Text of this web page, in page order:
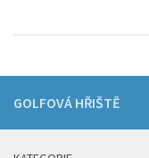
GOLFOVÁ HŘIŠTĚ